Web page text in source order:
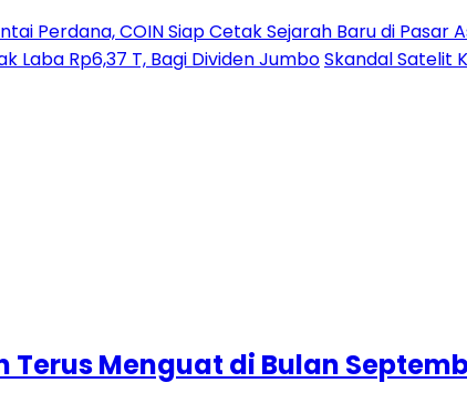
Perdana, COIN Siap Cetak Sejarah Baru di Pasar
Laba Rp6,37 T, Bagi Dividen JumboSkandal Satelit
Terus Menguat di Bulan